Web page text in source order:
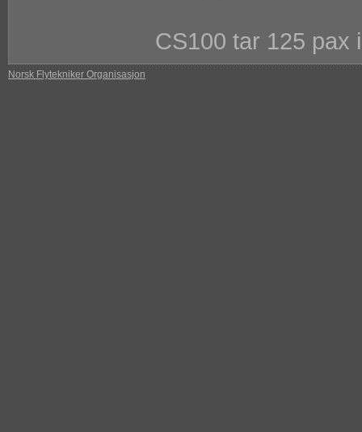
CS100 tar 125 pax
Norsk Flytekniker Organisasjon